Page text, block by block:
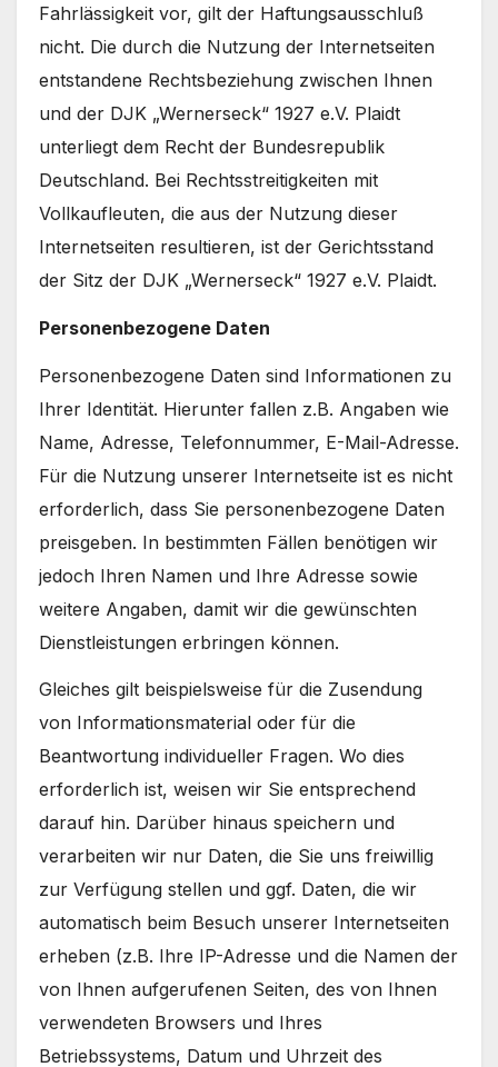
Fahrlässigkeit vor, gilt der Haftungsausschluß
nicht. Die durch die Nutzung der Internetseiten
entstandene Rechtsbeziehung zwischen Ihnen
und der DJK „Wernerseck“ 1927 e.V. Plaidt
unterliegt dem Recht der Bundesrepublik
Deutschland. Bei Rechtsstreitigkeiten mit
Vollkaufleuten, die aus der Nutzung dieser
Internetseiten resultieren, ist der Gerichtsstand
der Sitz der DJK „Wernerseck“ 1927 e.V. Plaidt.
Personenbezogene Daten
Personenbezogene Daten sind Informationen zu
Ihrer Identität. Hierunter fallen z.B. Angaben wie
Name, Adresse, Telefonnummer, E-Mail-Adresse.
Für die Nutzung unserer Internetseite ist es nicht
erforderlich, dass Sie personenbezogene Daten
preisgeben. In bestimmten Fällen benötigen wir
jedoch Ihren Namen und Ihre Adresse sowie
weitere Angaben, damit wir die gewünschten
Dienstleistungen erbringen können.
Gleiches gilt beispielsweise für die Zusendung
von Informationsmaterial oder für die
Beantwortung individueller Fragen. Wo dies
erforderlich ist, weisen wir Sie entsprechend
darauf hin. Darüber hinaus speichern und
verarbeiten wir nur Daten, die Sie uns freiwillig
zur Verfügung stellen und ggf. Daten, die wir
automatisch beim Besuch unserer Internetseiten
erheben (z.B. Ihre IP-Adresse und die Namen der
von Ihnen aufgerufenen Seiten, des von Ihnen
verwendeten Browsers und Ihres
Betriebssystems, Datum und Uhrzeit des